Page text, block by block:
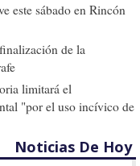
este sábado en Rincón
de la
limitará el
"por el uso incívico de
Noticias De Hoy